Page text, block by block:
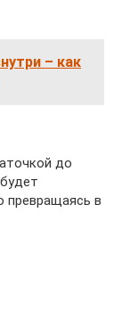
– как
до
превращаясь в